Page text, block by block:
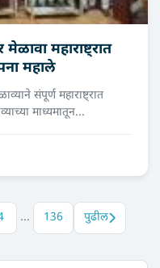
महाराष्ट्रात
महाले
संपूर्ण महाराष्ट्रात
माध्यमातून...
... 136 पुढील